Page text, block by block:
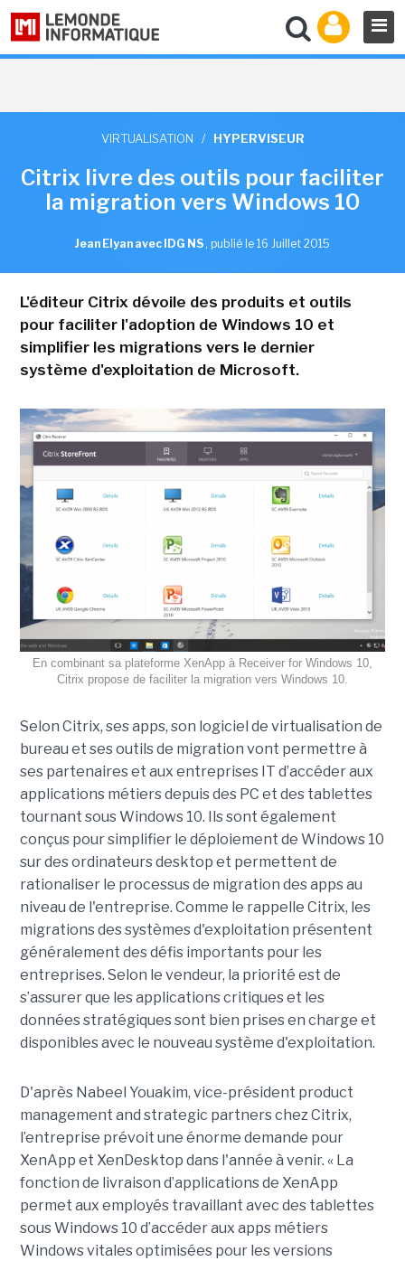
VIRTUALISATION / HYPERVISEUR
Citrix livre des outils pour faciliter
la migration vers Windows 10
Jean Elyan avec IDG NS , publié le 16 Juillet 2015
L'éditeur Citrix dévoile des produits et outils
pour faciliter l'adoption de Windows 10 et
simplifier les migrations vers le dernier
système d'exploitation de Microsoft.
En combinant sa plateforme XenApp à Receiver for Windows 10,
Citrix propose de faciliter la migration vers Windows 10.
Selon Citrix, ses apps, son logiciel de virtualisation de
bureau et ses outils de migration vont permettre à
ses partenaires et aux entreprises IT d’accéder aux
applications métiers depuis des PC et des tablettes
tournant sous Windows 10. Ils sont également
conçus pour simplifier le déploiement de Windows 10
sur des ordinateurs desktop et permettent de
rationaliser le processus de migration des apps au
niveau de l'entreprise. Comme le rappelle Citrix, les
migrations des systèmes d'exploitation présentent
généralement des défis importants pour les
entreprises. Selon le vendeur, la priorité est de
s’assurer que les applications critiques et les
données stratégiques sont bien prises en charge et
disponibles avec le nouveau système d'exploitation.
D'après Nabeel Youakim, vice-président product
management and strategic partners chez Citrix,
l’entreprise prévoit une énorme demande pour
XenApp et XenDesktop dans l'année à venir. « La
fonction de livraison d’applications de XenApp
permet aux employés travaillant avec des tablettes
sous Windows 10 d’accéder aux apps métiers
Windows vitales optimisées pour les versions